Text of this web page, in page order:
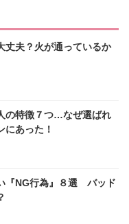
丈夫？火が通っているか
の特徴７つ…なぜ選ばれ
にあった！
『NG行為』８選 バッド